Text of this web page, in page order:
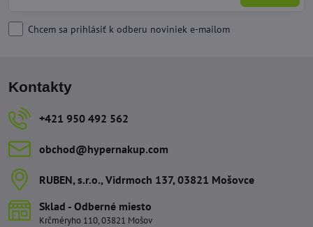
Chcem sa prihlásiť k odberu noviniek e-mailom
Kontakty
+421 950 492 562
obchod​@hypernakup​.com
RUBEN, s​.r​.o​., Vidrmoch 137, 03821 Mošovce
Sklad - Odberné miesto
Krčméryho 110, 03821 Mošov